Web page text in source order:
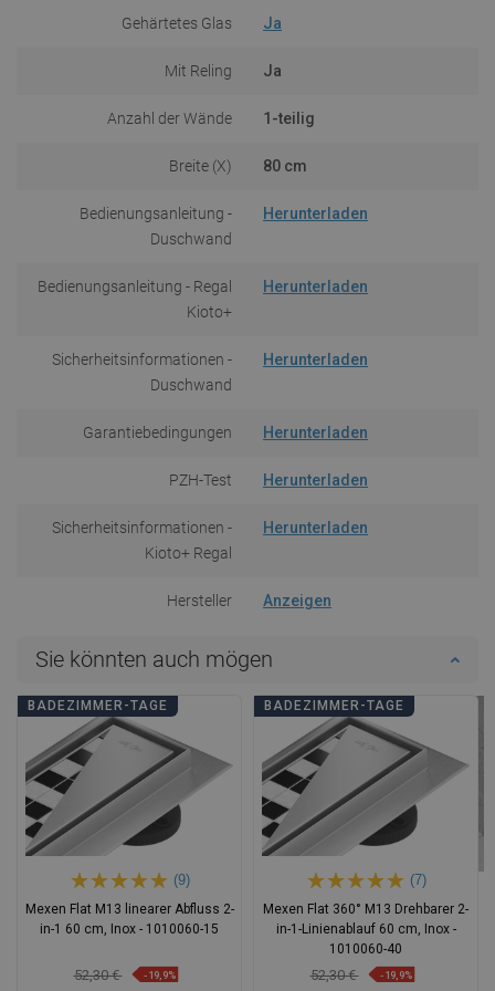
Gehärtetes Glas Ja
Mit Reling Ja
Anzahl der Wände 1-teilig
Breite (X) 80 cm
Bedienungsanleitung -
Duschwand
Herunterladen
Bedienungsanleitung - Regal
Kioto+
Herunterladen
Sicherheitsinformationen -
Duschwand
Herunterladen
Garantiebedingungen Herunterladen
PZH-Test Herunterladen
Sicherheitsinformationen -
Kioto+ Regal
Herunterladen
Hersteller Anzeigen
Sie könnten auch mögen
BADEZIMMER-TAGE
(9)
Mexen Flat M13 linearer Abfluss 2-
in-1 60 cm, Inox - 1010060-15
52,30 € -19,9%
BADEZIMMER-TAGE
(7)
Mexen Flat 360° M13 Drehbarer 2-
in-1-Linienablauf 60 cm, Inox -
1010060-40
52,30 € -19,9%